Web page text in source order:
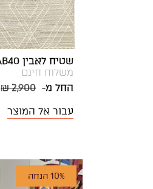
שטיח לאבין LAB40 שמנת
משלוח חינם
החל מ- ₪ 2,900
עבור אל המוצר
10% הנחה